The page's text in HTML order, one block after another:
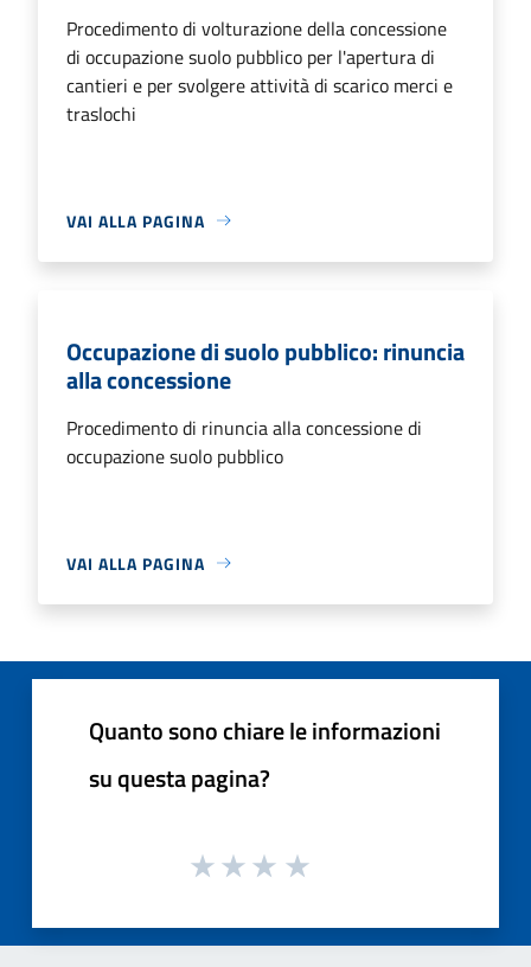
Procedimento di volturazione della concessione
di occupazione suolo pubblico per l'apertura di
cantieri e per svolgere attività di scarico merci e
traslochi
VAI ALLA PAGINA
Occupazione di suolo pubblico: rinuncia
alla concessione
Procedimento di rinuncia alla concessione di
occupazione suolo pubblico
VAI ALLA PAGINA
Quanto sono chiare le informazioni
su questa pagina?